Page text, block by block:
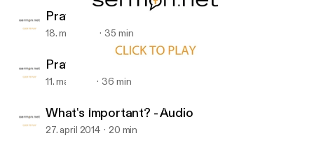
Daniels Road Baptist Church
Praying for Fruitfulness - Audio
18. mai 2014 35 min
Praying for Godliness - Audio
11. mai 2014 36 min
What's Important? - Audio
27. april 2014 20 min